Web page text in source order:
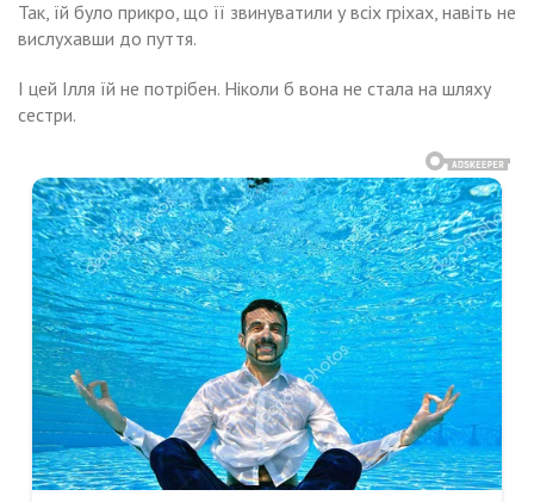
Так, їй було прикро, що її звинуватили у всіх гріхах, навіть не
вислухавши до пуття.
І цей Ілля їй не потрібен. Ніколи б вона не стала на шляху
сестри.